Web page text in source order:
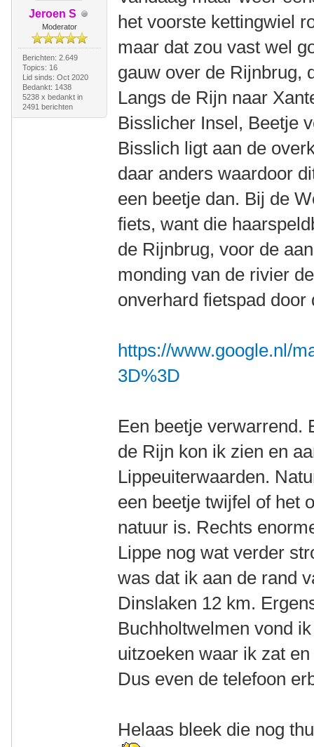
Jeroen S
Moderator
Berichten: 2.649
Topics: 16
Lid sinds: Oct 2020
Bedankt: 1438
5238 x bedankt in
2491 berichten
het voorste kettingwiel
maar dat zou vast wel
gauw over de Rijnbrug,
Langs de Rijn naar
Bisslicher Insel, Beetje
Bisslich ligt aan de
daar anders waardoor
een beetje dan. Bij de
fiets, want die
de Rijnbrug, voor de
monding van de rivier
onverhard fietspad
https://www.google.nl/
3D%3D
Een beetje verwarrend.
de Rijn kon ik zien en
Lippeuiterwaarden.
een beetje twijfel of het
natuur is. Rechts
Lippe nog wat verder
was dat ik aan de rand
Dinslaken 12 km.
Buchholtwelmen vond
uitzoeken waar ik zat
Dus even de telefoon
Helaas bleek die nog